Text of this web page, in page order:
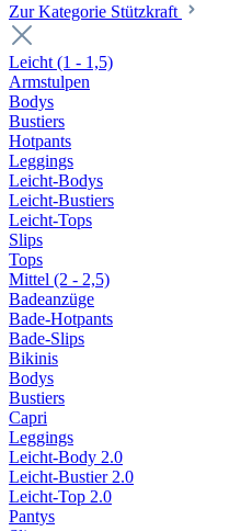
Zur Kategorie Stützkraft
Leicht (1 - 1,5)
Armstulpen
Bodys
Bustiers
Hotpants
Leggings
Leicht-Bodys
Leicht-Bustiers
Leicht-Tops
Slips
Tops
Mittel (2 - 2,5)
Badeanzüge
Bade-Hotpants
Bade-Slips
Bikinis
Bodys
Bustiers
Capri
Leggings
Leicht-Body 2.0
Leicht-Bustier 2.0
Leicht-Top 2.0
Pantys